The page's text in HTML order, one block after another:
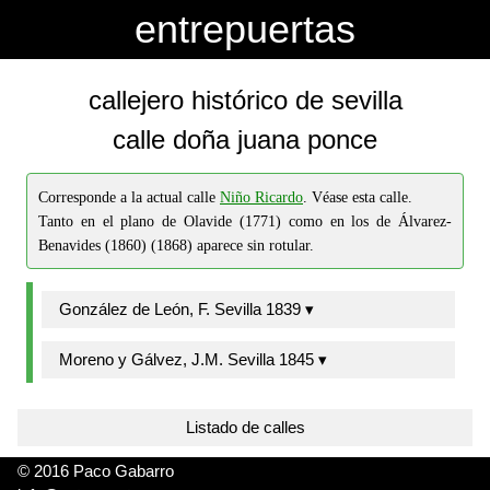
entrepuertas
callejero histórico de sevilla
calle doña juana ponce
Corresponde a la actual calle Niño Ricardo. Véase esta calle.
Tanto en el plano de Olavide (1771) como en los de Álvarez-
Benavides (1860) (1868) aparece sin rotular.
González de León, F. Sevilla 1839 ▾
Moreno y Gálvez, J.M. Sevilla 1845 ▾
Listado de calles
© 2016 Paco Gabarro